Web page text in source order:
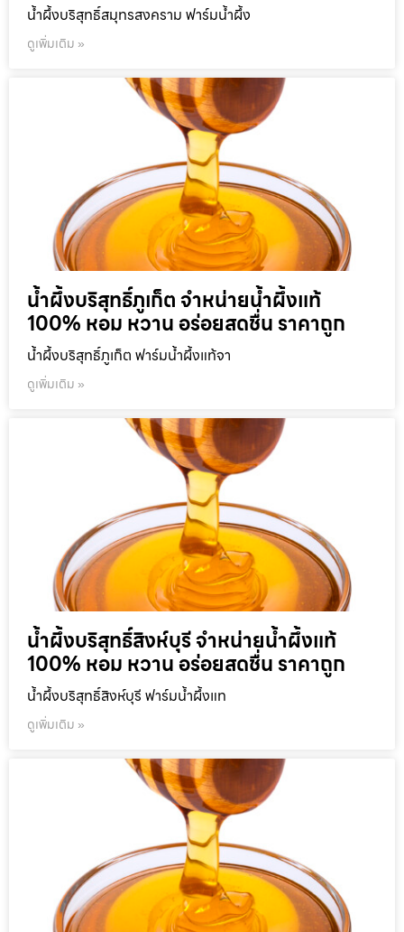
น้ำผึ้งบริสุทธิ์สมุทรสงคราม ฟาร์มน้ำผึ้ง
ดูเพิ่มเติม »
น้ำผึ้งบริสุทธิ์ภูเก็ต จำหน่ายน้ำผึ้งแท้
100% หอม หวาน อร่อยสดชื่น ราคาถูก
น้ำผึ้งบริสุทธิ์ภูเก็ต ฟาร์มน้ำผึ้งแท้จา
ดูเพิ่มเติม »
น้ำผึ้งบริสุทธิ์สิงห์บุรี จำหน่ายน้ำผึ้งแท้
100% หอม หวาน อร่อยสดชื่น ราคาถูก
น้ำผึ้งบริสุทธิ์สิงห์บุรี ฟาร์มน้ำผึ้งแท
ดูเพิ่มเติม »